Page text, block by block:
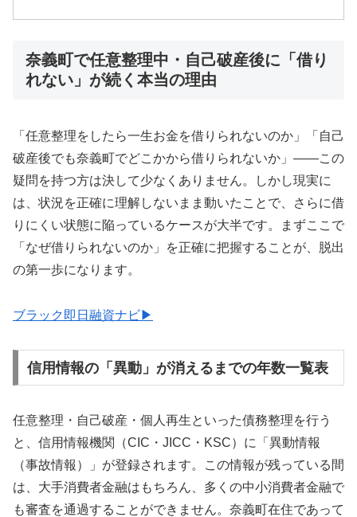
奈義町で任意整理中・自己破産後に「借り
れない」が続く本当の理由
「任意整理をしたら一生お金を借りられないのか」「自己
破産後でも奈義町でどこかから借りられないか」——この
疑問を持つ方は決して少なくありません。しかし現実に
は、状況を正確に理解しないまま動いたことで、さらに借
りにくい状態に陥っているケースが大半です。まずここで
「なぜ借りられないのか」を正確に把握することが、脱出
の第一歩になります。
ブラック即日融資ナビ▶
信用情報の「異動」が消えるまでの年数一覧表
任意整理・自己破産・個人再生といった債務整理を行う
と、信用情報機関（CIC・JICC・KSC）に「異動情報
（事故情報）」が登録されます。この情報が残っている間
は、大手消費者金融はもちろん、多くの中小消費者金融で
も審査を通過することができません。奈義町在住であって